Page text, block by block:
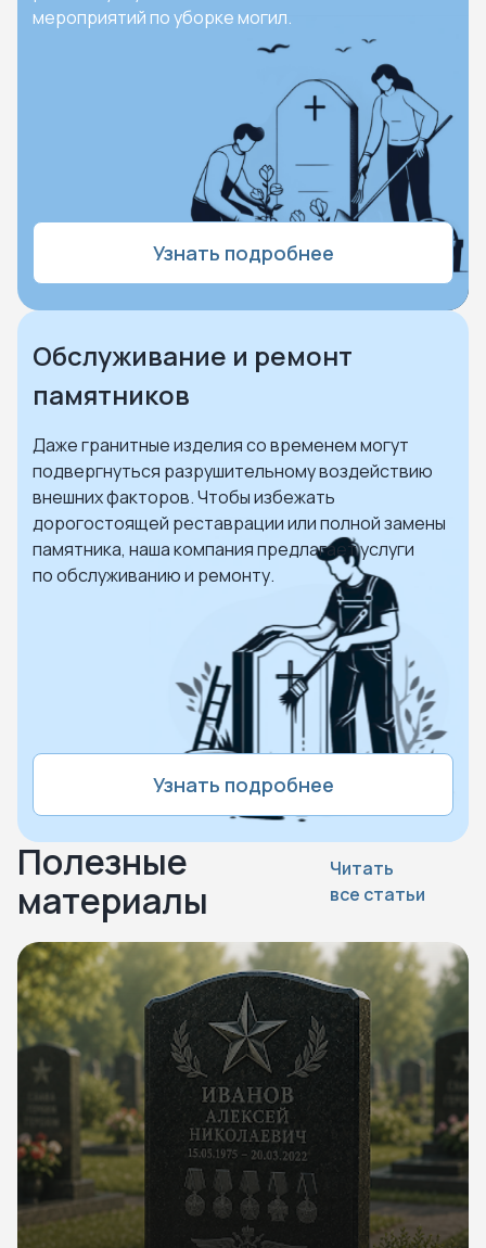
мероприятий по уборке могил.
Узнать подробнее
Обслуживание и ремонт
памятников
Даже гранитные изделия со временем могут
подвергнуться разрушительному воздействию
внешних факторов. Чтобы избежать
дорогостоящей реставрации или полной замены
памятника, наша компания предлагает услуги
по обслуживанию и ремонту.
Узнать подробнее
Полезные
материалы
Читать
все статьи